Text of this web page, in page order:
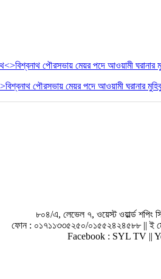
পৌরসভায় মেয়র পদে আওয়ামী ঘরানার
৮০৪/এ, লেভেল ৭, ওয়েস্ট ওয়ার্ল্ড শপিং
ফোন : ০১৭১১৩৩৫২৫০/০১৫৫২৪২৪৫৮৮ || ই
Facebook : SYL TV ||